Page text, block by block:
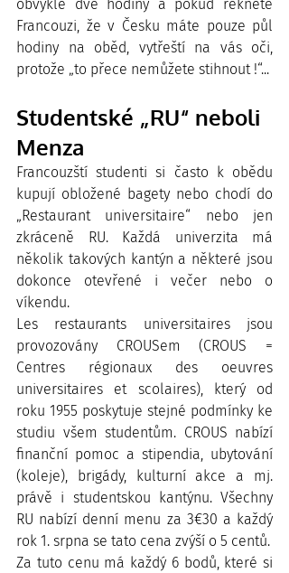
obvykle dvě hodiny a pokud řeknete
Francouzi, že v Česku máte pouze půl
hodiny na oběd, vytřeští na vás oči,
protože „to přece nemůžete stihnout !“...
Studentské „RU“ neboli
Menza
Francouzští studenti si často k obědu
kupují obložené bagety nebo chodí do
„Restaurant universitaire“ nebo jen
zkráceně RU. Každá univerzita má
několik takových kantýn a některé jsou
dokonce otevřené i večer nebo o
víkendu.
Les restaurants universitaires jsou
provozovány CROUSem (CROUS =
Centres régionaux des oeuvres
universitaires et scolaires), který od
roku 1955 poskytuje stejné podmínky ke
studiu všem studentům. CROUS nabízí
finanční pomoc a stipendia, ubytování
(koleje), brigády, kulturní akce a mj.
právě i studentskou kantýnu. Všechny
RU nabízí denní menu za 3€30 a každý
rok 1. srpna se tato cena zvýší o 5 centů.
Za tuto cenu má každý 6 bodů, které si